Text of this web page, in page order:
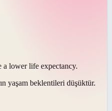
a lower life expectancy.
yaşam beklentileri düşüktür.